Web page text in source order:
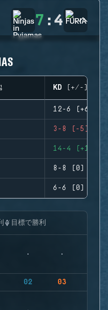
7 : 4
KD (+/-)
12-6 (+6)
3-8 (-5)
14-4 (+10)
8-8 (0)
6-6 (0)
目標で勝利
02 03